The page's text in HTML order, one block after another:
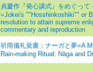
貞慶作『発心講式』をめぐって
=Jokei's ""Hosshinkoshiki"" or
resolution to attain supreme
commentary and reproduction
祈雨儀礼覚書：ナーガと夢=A
Rain-making Ritual: Nāga and